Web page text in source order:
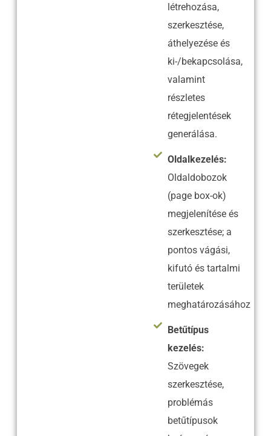
létrehozása,
szerkesztése,
áthelyezése és
ki-/bekapcsolása,
valamint
részletes
rétegjelentések
generálása.
Oldalkezelés:
Oldaldobozok
(page box-ok)
megjelenítése és
szerkesztése; a
pontos vágási,
kifutó és tartalmi
területek
meghatározásához
Betűtípus
kezelés:
Szövegek
szerkesztése,
problémás
betűtípusok